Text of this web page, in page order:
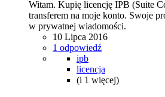
Witam. Kupię licencję IPB (Suite
transferem na moje konto. Swoje
w prywatnej wiadomości.
10 Lipca 2016
1 odpowiedź
ipb
licencja
(i 1 więcej)